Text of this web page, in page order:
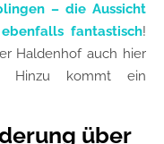
– die Aussicht
fantastisch!
Haldenhof auch hier
Hinzu kommt ein
über